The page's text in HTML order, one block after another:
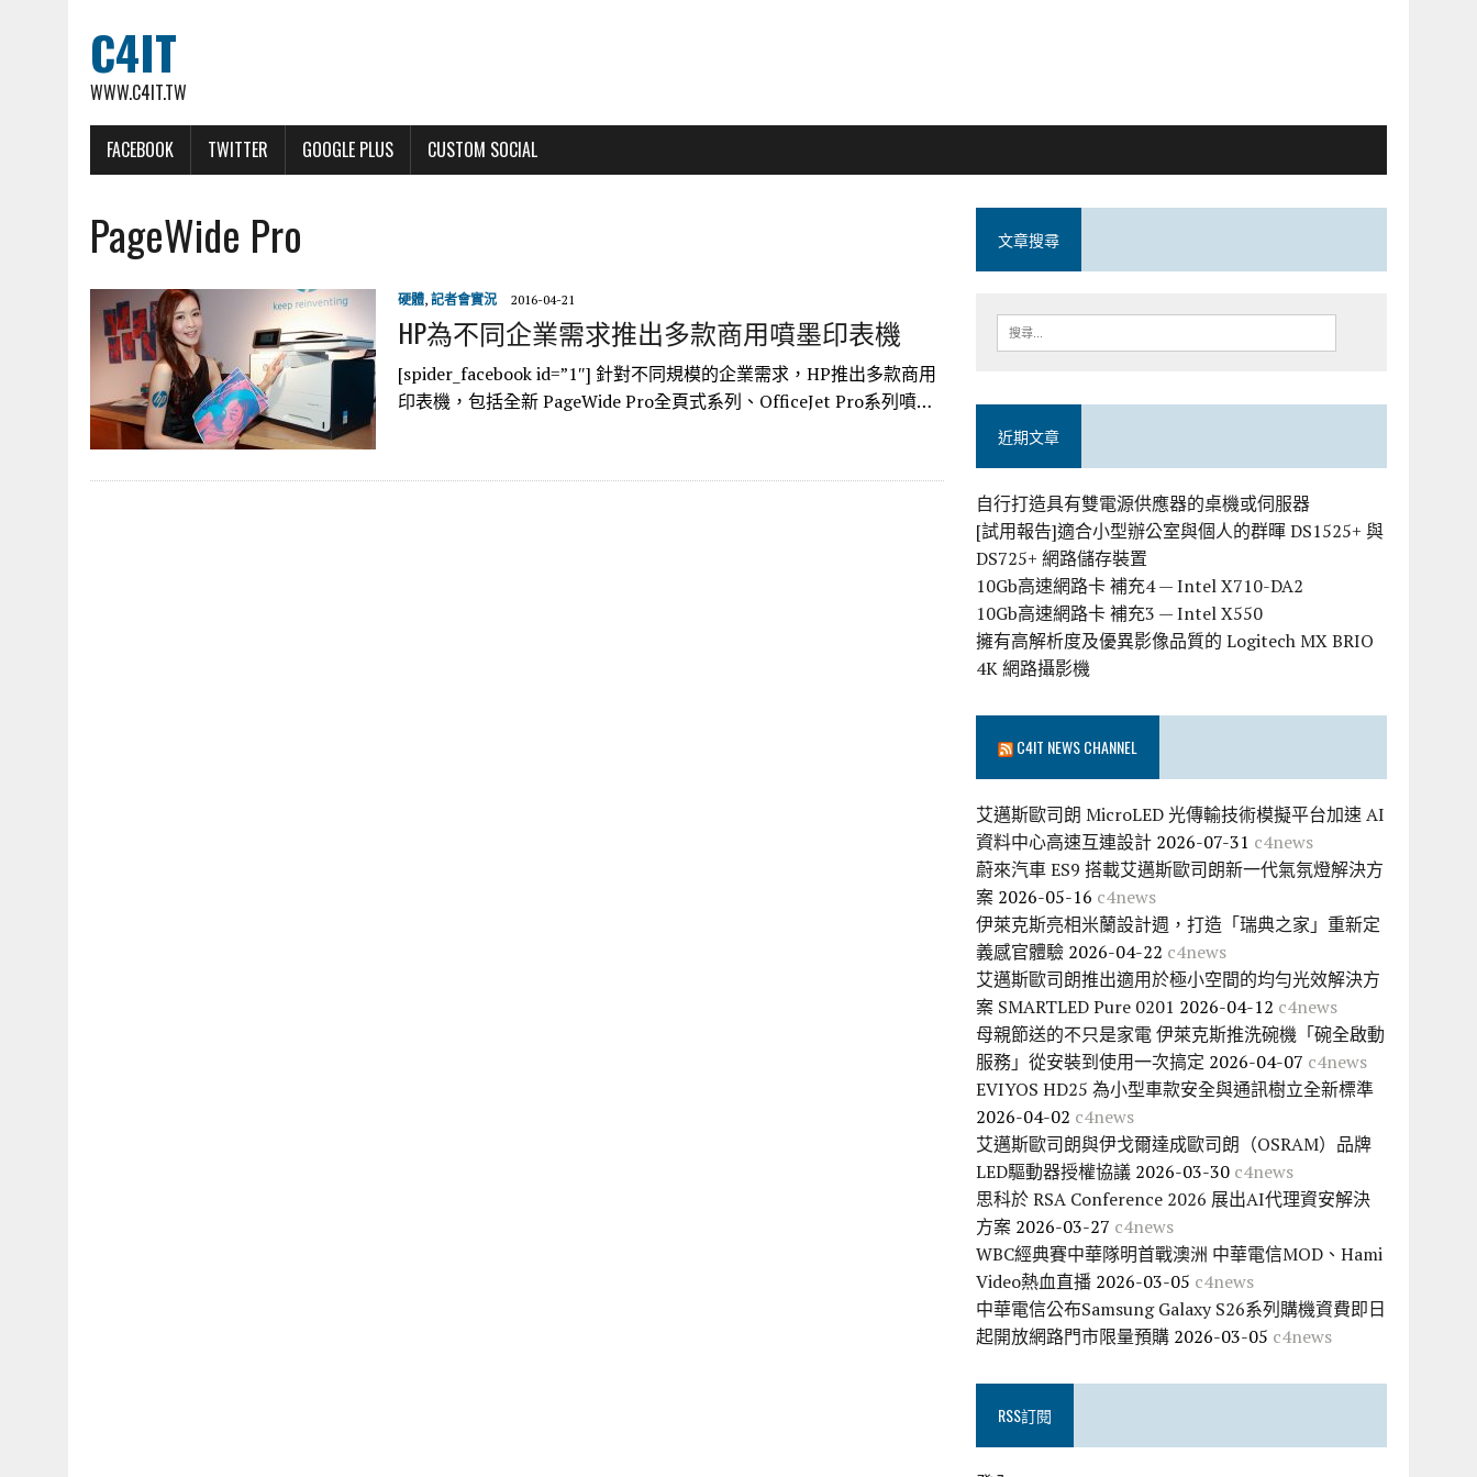
C4IT
WWW.C4IT.TW
FACEBOOK TWITTER GOOGLE PLUS CUSTOM SOCIAL
PageWide Pro
硬體, 記者會實況 2016-04-21
HP為不同企業需求推出多款商用噴墨印表機
[spider_facebook id=”1″] 針對不同規模的企業需求，HP推出多款商用
印表機，包括全新 PageWide Pro全頁式系列、OfficeJet Pro系列噴…
文章搜尋
近期文章
自行打造具有雙電源供應器的桌機或伺服器
[試用報告]適合小型辦公室與個人的群暉 DS1525+ 與
DS725+ 網路儲存裝置
10Gb高速網路卡 補充4 — Intel X710-DA2
10Gb高速網路卡 補充3 — Intel X550
擁有高解析度及優異影像品質的 Logitech MX BRIO
4K 網路攝影機
C4IT NEWS CHANNEL
艾邁斯歐司朗 MicroLED 光傳輸技術模擬平台加速 AI
資料中心高速互連設計 2026-07-31 c4news
蔚來汽車 ES9 搭載艾邁斯歐司朗新一代氣氛燈解決方
案 2026-05-16 c4news
伊萊克斯亮相米蘭設計週，打造「瑞典之家」重新定
義感官體驗 2026-04-22 c4news
艾邁斯歐司朗推出適用於極小空間的均勻光效解決方
案 SMARTLED Pure 0201 2026-04-12 c4news
母親節送的不只是家電 伊萊克斯推洗碗機「碗全啟動
服務」從安裝到使用一次搞定 2026-04-07 c4news
EVIYOS HD25 為小型車款安全與通訊樹立全新標準
2026-04-02 c4news
艾邁斯歐司朗與伊戈爾達成歐司朗（OSRAM）品牌
LED驅動器授權協議 2026-03-30 c4news
思科於 RSA Conference 2026 展出AI代理資安解決
方案 2026-03-27 c4news
WBC經典賽中華隊明首戰澳洲 中華電信MOD、Hami
Video熱血直播 2026-03-05 c4news
中華電信公布Samsung Galaxy S26系列購機資費即日
起開放網路門市限量預購 2026-03-05 c4news
RSS訂閱